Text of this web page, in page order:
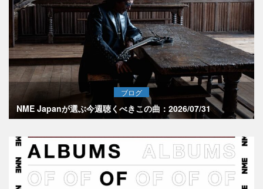
ブログ
NME Japanが選ぶ今週聴くべきこの曲：2026/07/31